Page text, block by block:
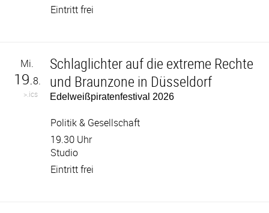
Eintritt frei
Mi.
19.8.
>.ics
Schlaglichter auf die extreme Rechte
und Braunzone in Düsseldorf
Edelweißpiratenfestival 2026
Politik & Gesellschaft
19.30 Uhr
Studio
Eintritt frei